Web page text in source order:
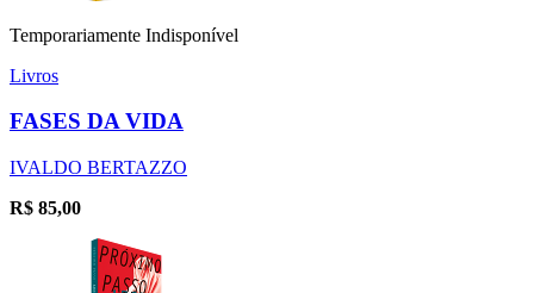
Temporariamente Indisponível
Livros
FASES DA VIDA
IVALDO BERTAZZO
R$ 85,00